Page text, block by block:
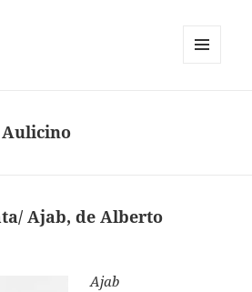
Aulicino
Ajab, de Alberto
Ajab